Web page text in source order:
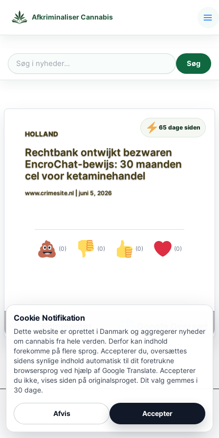
Afkriminaliser Cannabis
Søg
Søg
HOLLAND
Rechtbank ontwijkt bezwaren
EncroChat-bewijs: 30 maanden
cel voor ketaminehandel
www.crimesite.nl juni 5, 2026
(0) (0) (0) (0)
65 dage siden
Google Oversæt
Afkriminaliser Cannabis
Cookie Notifikation
Dette website er oprettet i Danmark og aggregerer nyheder
om cannabis fra hele verden. Derfor kan indhold
forekomme på flere sprog. Accepterer du, oversættes
sidens synlige indhold automatisk til dit foretrukne
browsersprog ved hjælp af Google Translate. Accepterer
du ikke, vises siden på originalsproget. Dit valg gemmes i
30 dage.
Afvis Accepter